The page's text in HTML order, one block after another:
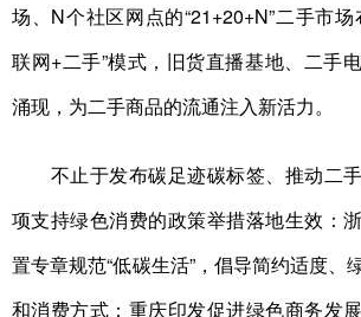
场、N个社区网点的“21+20+N”二手市
联网+二手”模式，旧货直播基地、二手
涌现，为二手商品的流通注入新活力。
不止于发布碳足迹碳标签、推动二
项支持绿色消费的政策举措落地生效：
置专章规范“低碳生活”，倡导简约适度、
和消费方式；重庆印发促进绿色商务发